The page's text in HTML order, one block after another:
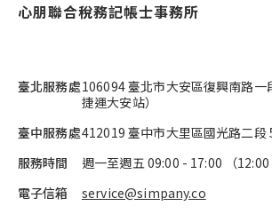
心朋聯合稅務記帳士事務所
臺北服務處106094 臺北市大安區復興南路一
捷運大安站）
臺中服務處412019 臺中市大里區國光路二
服務時間
週一至週五09:00 - 17:00 （12:00
電子信箱
service@simpany.co